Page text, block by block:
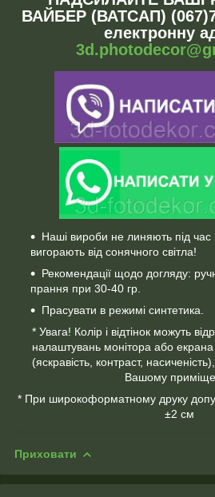
ВАЙБЕР (ВАТСАП)
електронну
Наші вироби не линяють під
вигорають від сонячного світла!
Рекомендації щодо догляду:
прання при 30-40 гр.
Прасувати в режимі синтетика.
* Увага! Колір і відтінок можуть
налаштувань монітора або
(яскравість, контраст,
Вашому
* При широкоформатному друку
±2 см
Приховати